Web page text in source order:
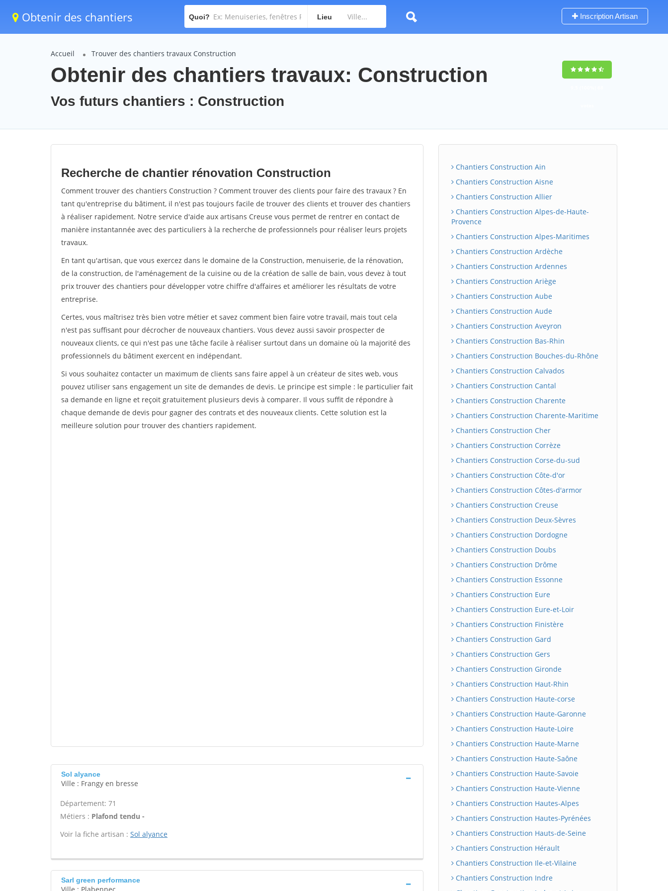
Obtenir des chantiers Quoi? Lieu Inscription Artisan
Accueil Trouver des chantiers travaux Construction
Obtenir des chantiers travaux: Construction
Vos futurs chantiers : Construction
Recherche de chantier rénovation Construction
Comment trouver des chantiers Construction ? Comment trouver des clients pour faire des travaux ? En
tant qu'entreprise du bâtiment, il n'est pas toujours facile de trouver des clients et trouver des chantiers
à réaliser rapidement. Notre service d'aide aux artisans Creuse vous permet de rentrer en contact de
manière instantannée avec des particuliers à la recherche de professionnels pour réaliser leurs projets
travaux.
En tant qu'artisan, que vous exercez dans le domaine de la Construction, menuiserie, de la rénovation,
de la construction, de l'aménagement de la cuisine ou de la création de salle de bain, vous devez à tout
prix trouver des chantiers pour développer votre chiffre d'affaires et améliorer les résultats de votre
entreprise.
Certes, vous maîtrisez très bien votre métier et savez comment bien faire votre travail, mais tout cela
n'est pas suffisant pour décrocher de nouveaux chantiers. Vous devez aussi savoir prospecter de
nouveaux clients, ce qui n'est pas une tâche facile à réaliser surtout dans un domaine où la majorité des
professionnels du bâtiment exercent en indépendant.
Si vous souhaitez contacter un maximum de clients sans faire appel à un créateur de sites web, vous
pouvez utiliser sans engagement un site de demandes de devis. Le principe est simple : le particulier fait
sa demande en ligne et reçoit gratuitement plusieurs devis à comparer. Il vous suffit de répondre à
chaque demande de devis pour gagner des contrats et des nouveaux clients. Cette solution est la
meilleure solution pour trouver des chantiers rapidement.
Sol alyance
Ville : Frangy en bresse
Département: 71
Métiers : Plafond tendu -
Voir la fiche artisan : Sol alyance
Sarl green performance
Chantiers Construction Ain
Chantiers Construction Aisne
Chantiers Construction Allier
Chantiers Construction Alpes-de-Haute-
Provence
Chantiers Construction Alpes-Maritimes
Chantiers Construction Ardèche
Chantiers Construction Ardennes
Chantiers Construction Ariège
Chantiers Construction Aube
Chantiers Construction Aude
Chantiers Construction Aveyron
Chantiers Construction Bas-Rhin
Chantiers Construction Bouches-du-Rhône
Chantiers Construction Calvados
Chantiers Construction Cantal
Chantiers Construction Charente
Chantiers Construction Charente-Maritime
Chantiers Construction Cher
Chantiers Construction Corrèze
Chantiers Construction Corse-du-sud
Chantiers Construction Côte-d'or
Chantiers Construction Côtes-d'armor
Chantiers Construction Creuse
Chantiers Construction Deux-Sèvres
Chantiers Construction Dordogne
Chantiers Construction Doubs
Chantiers Construction Drôme
Chantiers Construction Essonne
Chantiers Construction Eure
Chantiers Construction Eure-et-Loir
Chantiers Construction Finistère
Chantiers Construction Gard
Chantiers Construction Gers
Chantiers Construction Gironde
Chantiers Construction Haut-Rhin
Chantiers Construction Haute-corse
Chantiers Construction Haute-Garonne
Chantiers Construction Haute-Loire
Chantiers Construction Haute-Marne
Chantiers Construction Haute-Saône
Chantiers Construction Haute-Savoie
Chantiers Construction Haute-Vienne
Chantiers Construction Hautes-Alpes
Chantiers Construction Hautes-Pyrénées
Chantiers Construction Hauts-de-Seine
Chantiers Construction Hérault
Chantiers Construction Ile-et-Vilaine
Chantiers Construction Indre